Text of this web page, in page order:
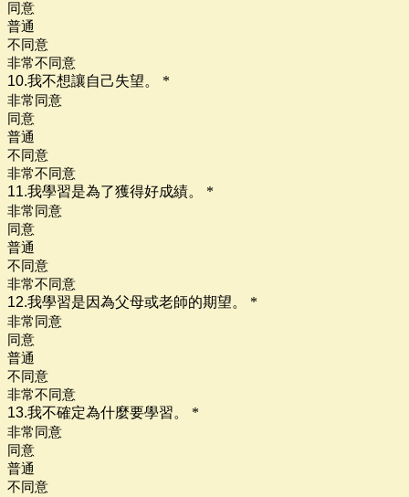
同意
普通
不同意
非常不同意
10.我不想讓自己失望。 *
非常同意
同意
普通
不同意
非常不同意
11.我學習是為了獲得好成績。 *
非常同意
同意
普通
不同意
非常不同意
12.我學習是因為父母或老師的期望。 *
非常同意
同意
普通
不同意
非常不同意
13.我不確定為什麼要學習。 *
非常同意
同意
普通
不同意